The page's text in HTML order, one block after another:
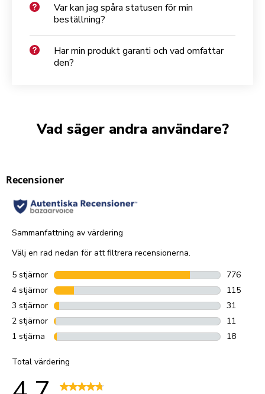
Var kan jag spåra statusen för min
beställning?
Har min produkt garanti och vad omfattar
den?
Vad säger andra användare?